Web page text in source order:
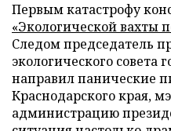
Первым катастрофу
«Экологической вахты
Следом председатель
экологического совета
направил панические
Краснодарского края,
администрацию